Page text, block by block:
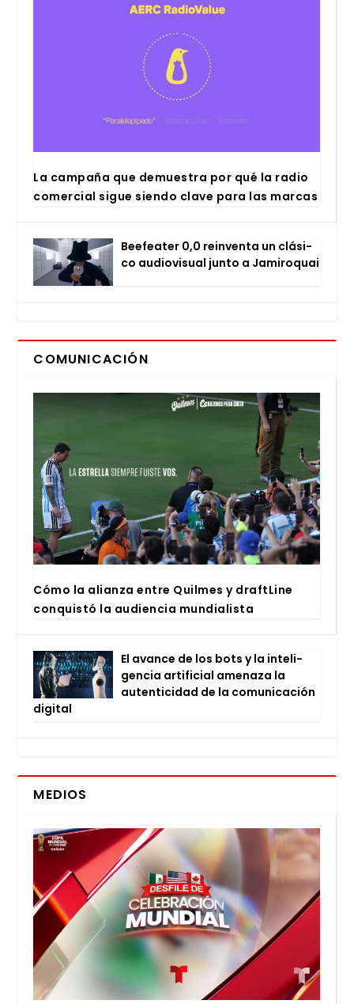
La cam­pa­ña que demues­tra por qué la radio
comer­cial sigue sien­do cla­ve para las mar­cas
Bee­fea­ter 0,0 rein­ven­ta un clá­si­
co audio­vi­sual jun­to a Jami­ro­quai
COMUNICACIÓN
Cómo la alian­za entre Quil­mes y draftLi­ne
con­quis­tó la audien­cia mun­dia­lis­ta
El avan­ce de los bots y la inte­li­
gen­cia arti­fi­cial ame­na­za la
auten­ti­ci­dad de la comu­ni­ca­ción
digi­tal
MEDIOS